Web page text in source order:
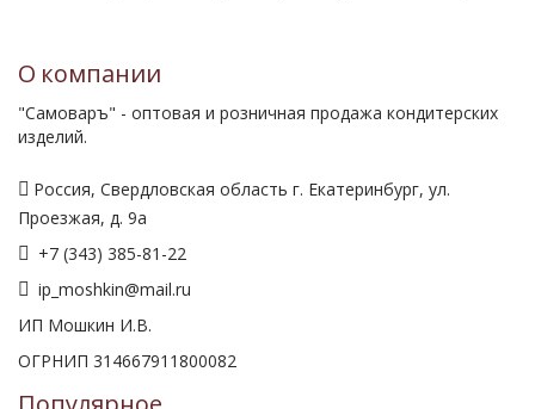
О компании
"Самоваръ" - оптовая и розничная продажа кондитерских
изделий.
Россия, Свердловская область г. Екатеринбург, ул.
Проезжая, д. 9а
+7 (343) 385-81-22
ip_moshkin@mail.ru
ИП Мошкин И.В.
ОГРНИП 314667911800082